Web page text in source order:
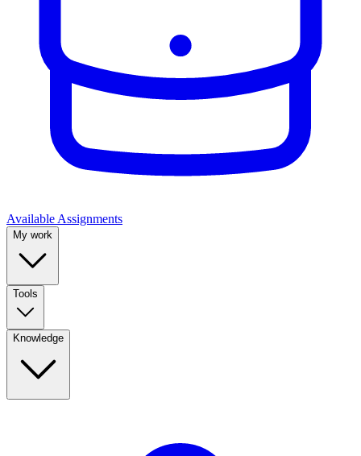
Available Assignments
My work
Tools
Knowledge